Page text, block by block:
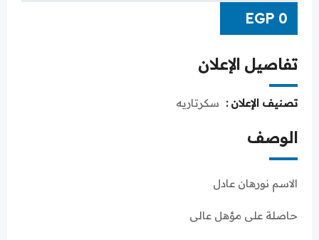
EGP 0
تفاصيل الإعلان
تصنيف الإعلان : سكرتاريه
الوصف
الاسم نورهان عادل
حاصلة على مؤهل عالى